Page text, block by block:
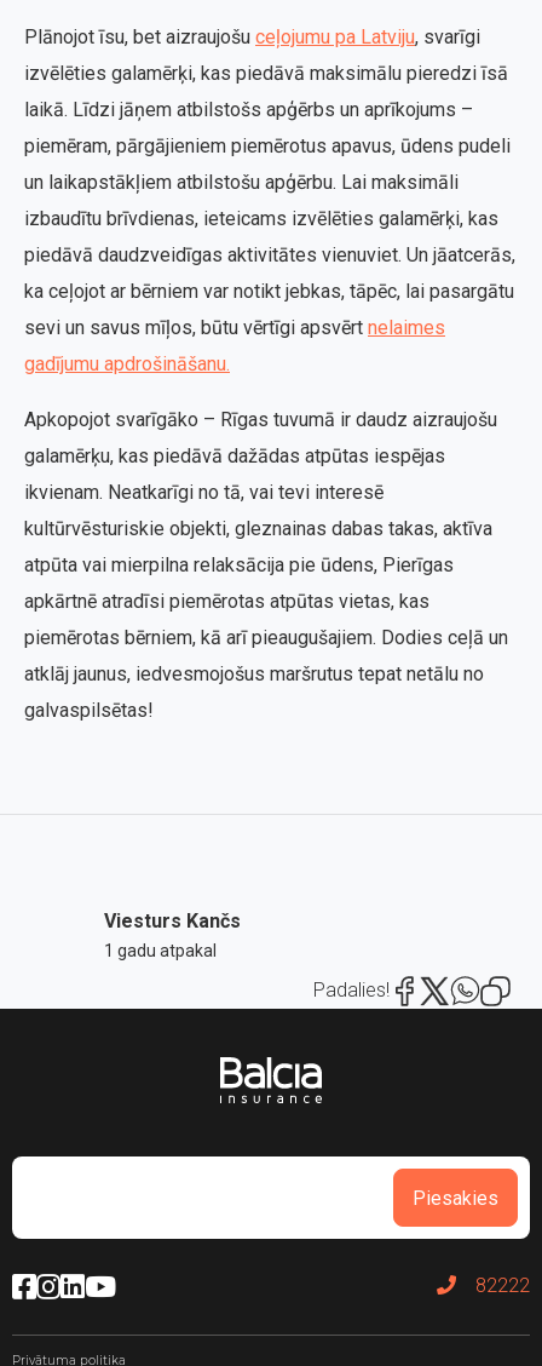
Plānojot īsu, bet aizraujošu ceļojumu pa Latviju, svarīgi
izvēlēties galamērķi, kas piedāvā maksimālu pieredzi īsā
laikā. Līdzi jāņem atbilstošs apģērbs un aprīkojums –
piemēram, pārgājieniem piemērotus apavus, ūdens pudeli
un laikapstākļiem atbilstošu apģērbu. Lai maksimāli
izbaudītu brīvdienas, ieteicams izvēlēties galamērķi, kas
piedāvā daudzveidīgas aktivitātes vienuviet. Un jāatcerās,
ka ceļojot ar bērniem var notikt jebkas, tāpēc, lai pasargātu
sevi un savus mīļos, būtu vērtīgi apsvērt nelaimes
gadījumu apdrošināšanu.
Apkopojot svarīgāko – Rīgas tuvumā ir daudz aizraujošu
galamērķu, kas piedāvā dažādas atpūtas iespējas
ikvienam. Neatkarīgi no tā, vai tevi interesē
kultūrvēsturiskie objekti, gleznainas dabas takas, aktīva
atpūta vai mierpilna relaksācija pie ūdens, Pierīgas
apkārtnē atradīsi piemērotas atpūtas vietas, kas
piemērotas bērniem, kā arī pieaugušajiem. Dodies ceļā un
atklāj jaunus, iedvesmojošus maršrutus tepat netālu no
galvaspilsētas!
Viesturs Kančs
1 gadu atpakal
Padalies!
Piesakies
82222
Privātuma politika